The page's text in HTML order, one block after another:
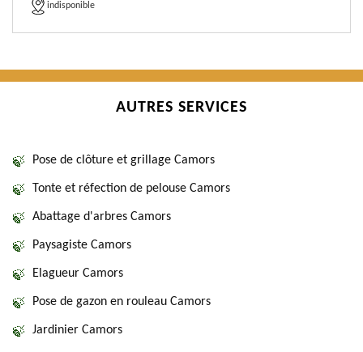
indisponible
AUTRES SERVICES
Pose de clôture et grillage Camors
Tonte et réfection de pelouse Camors
Abattage d'arbres Camors
Paysagiste Camors
Elagueur Camors
Pose de gazon en rouleau Camors
Jardinier Camors